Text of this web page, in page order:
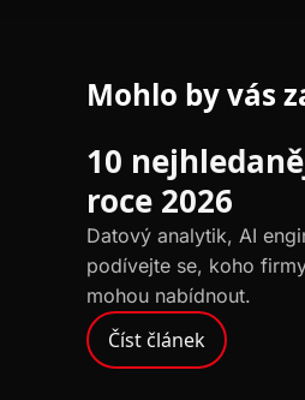
Mohlo by vás
10
roce 2026
Datový analytik, AI
podívejte se, koho
mohou nabídnout.
Číst článek